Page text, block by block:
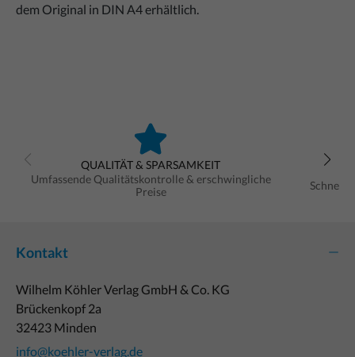
dem Original in DIN A4 erhältlich.
QUALITÄT & SPARSAMKEIT
Umfassende Qualitätskontrolle & erschwingliche
Preise
Schnelle
Kontakt
Wilhelm Köhler Verlag GmbH & Co. KG
Brückenkopf 2a
32423 Minden
info@koehler-verlag.de